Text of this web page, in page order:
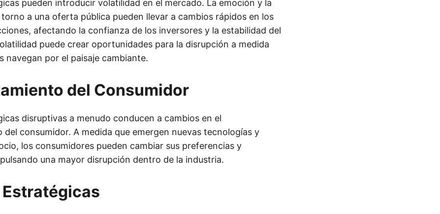
pueden introducir volatilidad en el mercado. La emoción y la
a una oferta pública pueden llevar a cambios rápidos en los
afectando la confianza de los inversores y la estabilidad del
puede crear oportunidades para la disrupción a medida
navegan por el paisaje cambiante.
del Consumidor
disruptivas a menudo conducen a cambios en el
consumidor. A medida que emergen nuevas tecnologías y
los consumidores pueden cambiar sus preferencias y
una mayor disrupción dentro de la industria.